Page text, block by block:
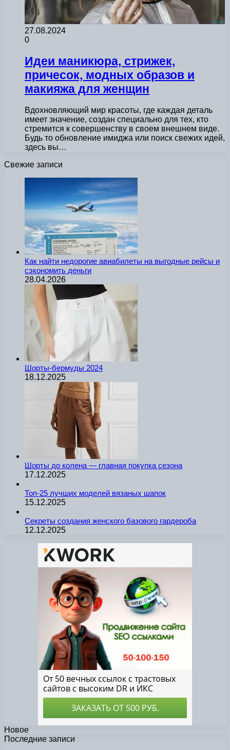
27.08.2024
0
Идеи маникюра, стрижек,
причесок, модных образов и
макияжа для женщин
Вдохновляющий мир красоты, где каждая деталь
имеет значение, создан специально для тех, кто
стремится к совершенству в своем внешнем виде.
Будь то обновление имиджа или поиск свежих идей,
здесь вы…
Свежие записи
Как найти недорогие авиабилеты на выгодные рейсы и
сэкономить деньги
28.04.2026
Шорты-бермуды 2024
18.12.2025
Шорты до колена — главная покупка сезона
17.12.2025
Топ-25 лучших моделей вязаных шапок
15.12.2025
Секреты создания женского базового гардероба
12.12.2025
Новое
Последние записи